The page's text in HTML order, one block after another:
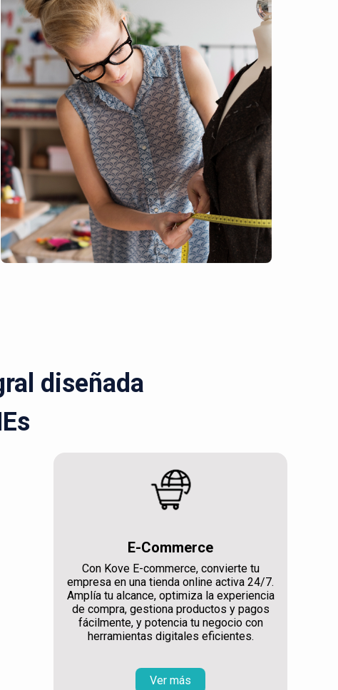
diseñada
E-Commerce
Con Kove E-commerce, convierte tu
empresa en una tienda online activa 24/7.
Amplía tu alcance, optimiza la experiencia
de compra, gestiona productos y pagos
fácilmente, y potencia tu negocio con
herramientas digitales eficientes.
Ver más